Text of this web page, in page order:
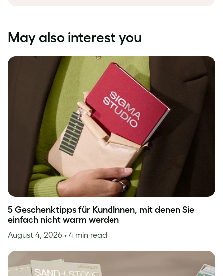
May also interest you
5 Geschenktipps für KundInnen, mit denen Sie
einfach nicht warm werden
August 4, 2026 • 4 min read